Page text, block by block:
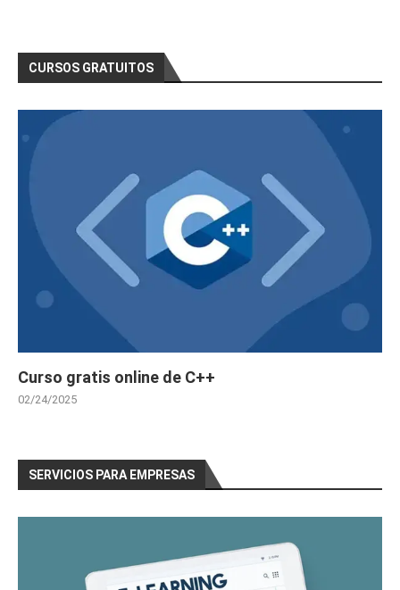
CURSOS GRATUITOS
Curso gratis online de C++
02/24/2025
SERVICIOS PARA EMPRESAS